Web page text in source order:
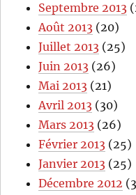
Septembre 2013
Août 2013 (20)
Juillet 2013 (25)
Juin 2013 (26)
Mai 2013 (21)
Avril 2013 (30)
Mars 2013 (26)
Février 2013 (25)
Janvier 2013 (25)
Décembre 2012